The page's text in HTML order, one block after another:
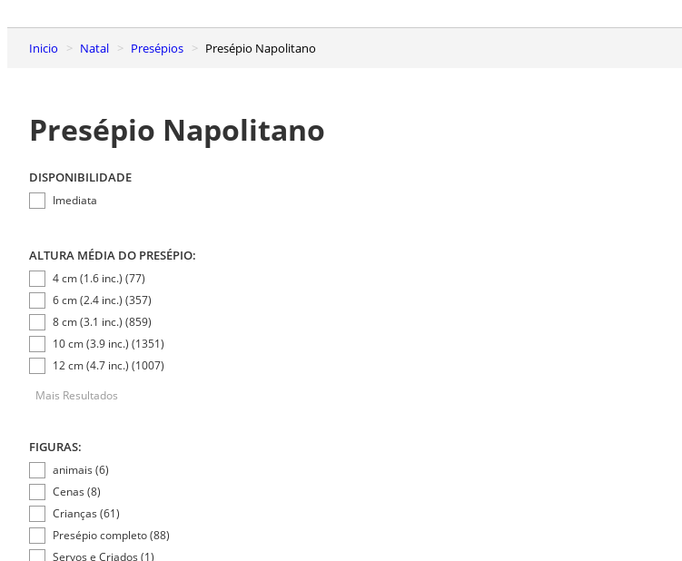
Inicio Natal Presépios Presépio Napolitano
Presépio Napolitano
DISPONIBILIDADE
Imediata
ALTURA MÉDIA DO PRESÉPIO:
4 cm (1.6 inc.) (77)
6 cm (2.4 inc.) (357)
8 cm (3.1 inc.) (859)
10 cm (3.9 inc.) (1351)
12 cm (4.7 inc.) (1007)
Mais Resultados
FIGURAS:
animais (6)
Cenas (8)
Crianças (61)
Presépio completo (88)
Servos e Criados (1)